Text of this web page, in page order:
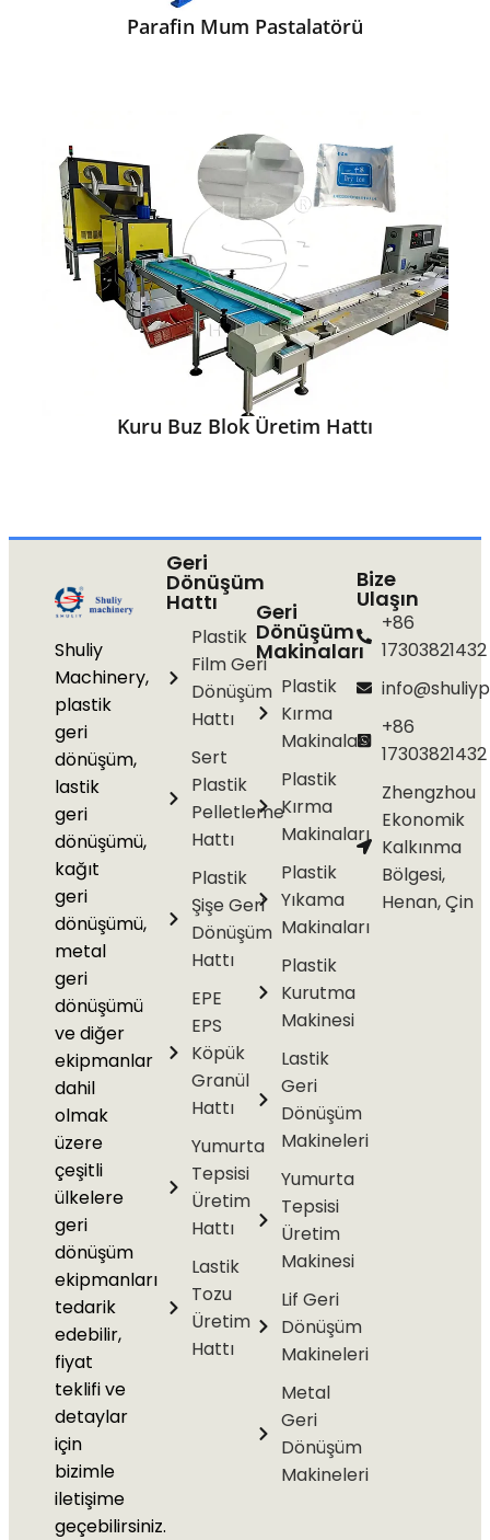
Parafin Mum Pastalatörü
Kuru Buz Blok Üretim Hattı
Shuliy
Machinery,
plastik
geri
dönüşüm,
lastik
geri
dönüşümü,
kağıt
geri
dönüşümü,
metal
geri
dönüşümü
ve diğer
ekipmanlar
dahil
olmak
üzere
çeşitli
ülkelere
geri
dönüşüm
ekipmanları
tedarik
edebilir,
fiyat
teklifi ve
detaylar
için
bizimle
iletişime
geçebilirsiniz.
Geri
Dönüşüm
Hattı
Plastik
Film Geri
Dönüşüm
Hattı
Sert
Plastik
Pelletleme
Hattı
Plastik
Şişe Geri
Dönüşüm
Hattı
EPE
EPS
Köpük
Granül
Hattı
Yumurta
Tepsisi
Üretim
Hattı
Lastik
Tozu
Üretim
Hattı
Geri
Dönüşüm
Makinaları
Plastik
Kırma
Makinaları
Plastik
Kırma
Makinaları
Plastik
Yıkama
Makinaları
Plastik
Kurutma
Makinesi
Lastik
Geri
Dönüşüm
Makineleri
Yumurta
Tepsisi
Üretim
Makinesi
Lif Geri
Dönüşüm
Makineleri
Metal
Geri
Dönüşüm
Makineleri
Bize
Ulaşın
+86
17303821432
+86
17303821432
Zhengzhou
Ekonomik
Kalkınma
Bölgesi,
Henan, Çin